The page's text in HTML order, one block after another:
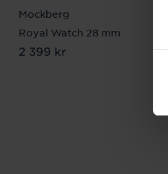
Mockberg
Royal Watch 28 mm
Pris:2 399 kr
2 399 kr